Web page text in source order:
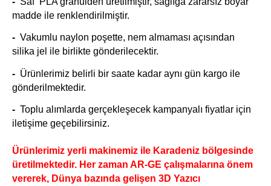
madde ile renklendirilmiştir.
- Vakumlu naylon poşette, nem almaması açısından
silika jel ile birlikte gönderilecektir.
- Ürünlerimiz belirli bir saate kadar aynı gün kargo ile
gönderilmektedir.
- Toplu alımlarda gerçekleşecek kampanyalı fiyatlar için
iletişime geçebilirsiniz.
Ürünlerimiz yerli makinemiz ile Karadeniz bölgesinde
üretilmektedir. Her zaman AR-GE çalışmalarına önem
vererek, Dünya bazında gelişen 3D Yazıcı